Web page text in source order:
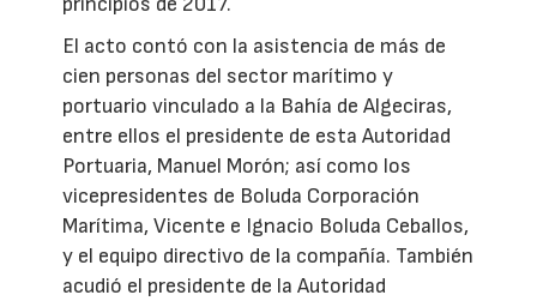
El acto contó con la asistencia de más de
cien personas del sector marítimo y
portuario vinculado a la Bahía de Algeciras,
entre ellos el presidente de esta Autoridad
Portuaria, Manuel Morón; así como los
vicepresidentes de Boluda Corporación
Marítima, Vicente e Ignacio Boluda Ceballos,
y el equipo directivo de la compañía. También
acudió el presidente de la Autoridad